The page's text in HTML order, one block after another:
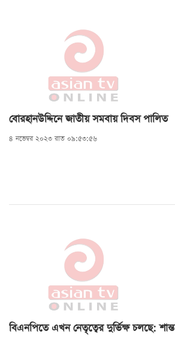
বোরহানউদ্দিনে জাতীয় সমবায় দিবস পালিত
৪ নভেম্বর ২০২৩ রাত ০৯:৫৩:৫৬
বিএনপিতে এখন নেতৃত্বের দুর্ভিক্ষ চলছে: শান্ত